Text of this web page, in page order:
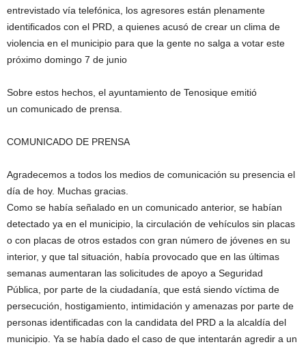
entrevistado vía telefónica, los agresores están plenamente
identificados con el PRD, a quienes acusó de crear un clima de
violencia en el municipio para que la gente no salga a votar este
próximo domingo 7 de junio
Sobre estos hechos, el ayuntamiento de Tenosique emitió
un comunicado de prensa.
COMUNICADO DE PRENSA
Agradecemos a todos los medios de comunicación su presencia el
día de hoy. Muchas gracias.
Como se había señalado en un comunicado anterior, se habían
detectado ya en el municipio, la circulación de vehículos sin placas
o con placas de otros estados con gran número de jóvenes en su
interior, y que tal situación, había provocado que en las últimas
semanas aumentaran las solicitudes de apoyo a Seguridad
Pública, por parte de la ciudadanía, que está siendo víctima de
persecución, hostigamiento, intimidación y amenazas por parte de
personas identificadas con la candidata del PRD a la alcaldía del
municipio. Ya se había dado el caso de que intentarán agredir a un